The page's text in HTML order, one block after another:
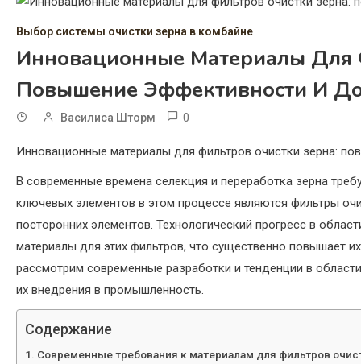
Выбор системы очистки зерна в комбайне
Инновационные Материалы Для
Повышение Эффективности И
Василиса Шторм 0
Инновационные материалы для фильтров очистки зерна:
В современные времена селекция и переработка зерна
ключевых элементов в этом процессе являются фильтры
посторонних элементов. Технологический прогресс в
материалы для этих фильтров, что существенно повышает
рассмотрим современные разработки и тенденции в
их внедрения в промышленность.
Содержание
Современные требования к материалам для фильтров